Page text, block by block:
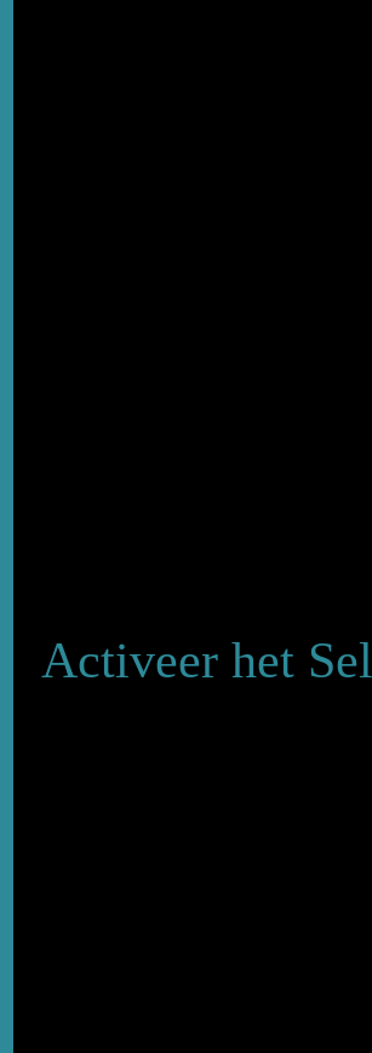
Activeer het